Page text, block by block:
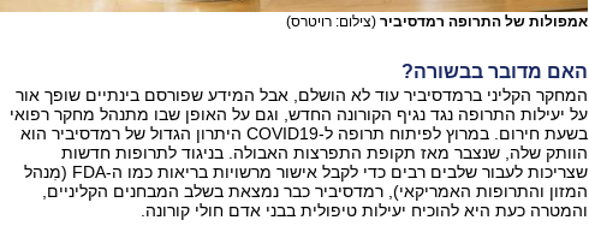
אמפולות של התרופה רמדסיביר (צילום: רויטרס)
האם מדובר בבשורה?
המחקר הקליני ברמדסיביר עוד לא הושלם, אבל המידע שפורסם בינתיים שופך אור
על יעילות התרופה נגד נגיף הקורונה החדש, וגם על האופן שבו מתנהל מחקר רפואי
בשעת חירום. במרוץ לפיתוח תרופה ל-COVID19 היתרון הגדול של רמדסיביר הוא
הוותק שלה, שנצבר מאז תקופת התפרצות האבולה. בניגוד לתרופות חדשות
שצריכות לעבור שלבים רבים כדי לקבל אישור מרשויות בריאות כמו ה-FDA (מִנהל
המזון והתרופות האמריקאי), רמדסיביר כבר נמצאת בשלב המבחנים הקליניים,
והמטרה כעת היא להוכיח יעילות טיפולית בבני אדם חולי קורונה.